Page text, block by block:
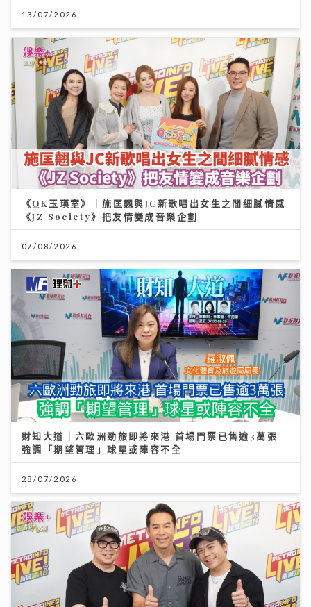
13/07/2026
《QK玉瑛室》｜施匡翹與JC新歌唱出女生之間細膩情感
《JZ Society》把友情變成音樂企劃
07/08/2026
財知大道｜六歐洲勁旅即將來港 首場門票已售逾3萬張
強調「期望管理」球星或陣容不全
28/07/2026